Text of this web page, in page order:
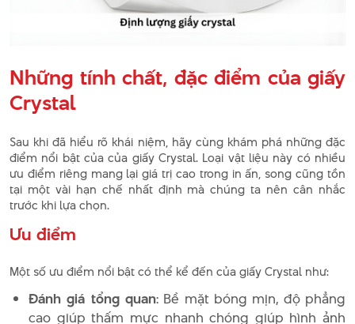
Những tính chất, đặc điểm của giấy
Crystal
Sau khi đã hiểu rõ khái niệm, hãy cùng khám phá những đặc
điểm nổi bật của của giấy Crystal. Loại vật liệu này có nhiều
ưu điểm riêng mang lại giá trị cao trong in ấn, song cũng tồn
tại một vài hạn chế nhất định mà chúng ta nên cân nhắc
trước khi lựa chọn.
Ưu điểm
Một số ưu điểm nổi bật có thể kể đến của giấy Crystal như:
Đánh giá tổng quan: Bề mặt bóng mịn, độ phẳng
cao giúp thấm mực nhanh chóng giúp hình ảnh